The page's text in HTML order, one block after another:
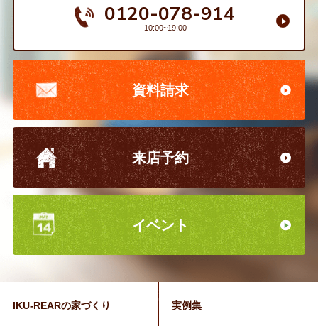
0120-078-914
10:00~19:00
資料請求
来店予約
イベント
IKU-REARの家づくり 実例集